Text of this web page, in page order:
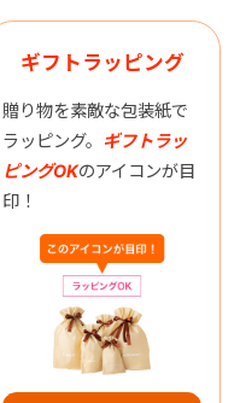
ギフトラッピング
贈り物を素敵な包装紙で
ラッピング。 ギフトラッ
ピングOKのアイコンが目
印！